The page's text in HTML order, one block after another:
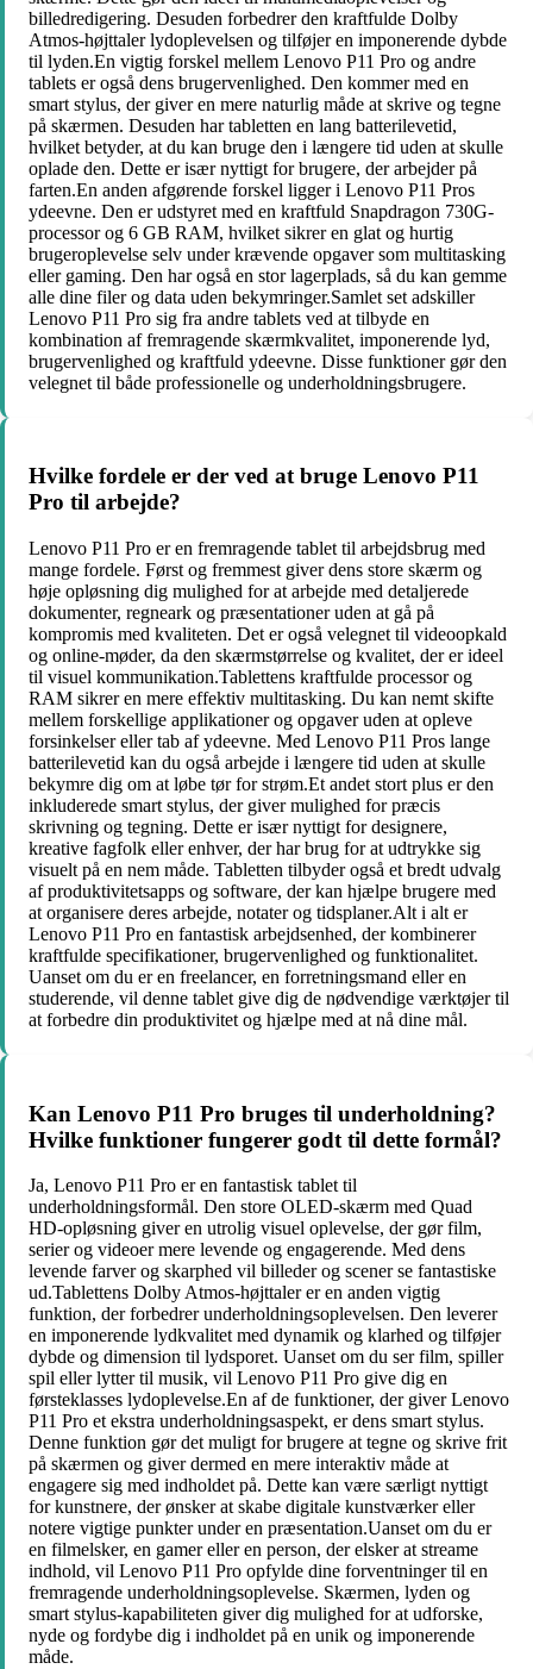
billedredigering. Desuden forbedrer den kraftfulde Dolby
Atmos-højttaler lydoplevelsen og tilføjer en imponerende dybde
til lyden.En vigtig forskel mellem Lenovo P11 Pro og andre
tablets er også dens brugervenlighed. Den kommer med en
smart stylus, der giver en mere naturlig måde at skrive og tegne
på skærmen. Desuden har tabletten en lang batterilevetid,
hvilket betyder, at du kan bruge den i længere tid uden at skulle
oplade den. Dette er især nyttigt for brugere, der arbejder på
farten.En anden afgørende forskel ligger i Lenovo P11 Pros
ydeevne. Den er udstyret med en kraftfuld Snapdragon 730G-
processor og 6 GB RAM, hvilket sikrer en glat og hurtig
brugeroplevelse selv under krævende opgaver som multitasking
eller gaming. Den har også en stor lagerplads, så du kan gemme
alle dine filer og data uden bekymringer.Samlet set adskiller
Lenovo P11 Pro sig fra andre tablets ved at tilbyde en
kombination af fremragende skærmkvalitet, imponerende lyd,
brugervenlighed og kraftfuld ydeevne. Disse funktioner gør den
velegnet til både professionelle og underholdningsbrugere.
Hvilke fordele er der ved at bruge Lenovo P11
Pro til arbejde?
Lenovo P11 Pro er en fremragende tablet til arbejdsbrug med
mange fordele. Først og fremmest giver dens store skærm og
høje opløsning dig mulighed for at arbejde med detaljerede
dokumenter, regneark og præsentationer uden at gå på
kompromis med kvaliteten. Det er også velegnet til videoopkald
og online-møder, da den skærmstørrelse og kvalitet, der er ideel
til visuel kommunikation.Tablettens kraftfulde processor og
RAM sikrer en mere effektiv multitasking. Du kan nemt skifte
mellem forskellige applikationer og opgaver uden at opleve
forsinkelser eller tab af ydeevne. Med Lenovo P11 Pros lange
batterilevetid kan du også arbejde i længere tid uden at skulle
bekymre dig om at løbe tør for strøm.Et andet stort plus er den
inkluderede smart stylus, der giver mulighed for præcis
skrivning og tegning. Dette er især nyttigt for designere,
kreative fagfolk eller enhver, der har brug for at udtrykke sig
visuelt på en nem måde. Tabletten tilbyder også et bredt udvalg
af produktivitetsapps og software, der kan hjælpe brugere med
at organisere deres arbejde, notater og tidsplaner.Alt i alt er
Lenovo P11 Pro en fantastisk arbejdsenhed, der kombinerer
kraftfulde specifikationer, brugervenlighed og funktionalitet.
Uanset om du er en freelancer, en forretningsmand eller en
studerende, vil denne tablet give dig de nødvendige værktøjer til
at forbedre din produktivitet og hjælpe med at nå dine mål.
Kan Lenovo P11 Pro bruges til underholdning?
Hvilke funktioner fungerer godt til dette formål?
Ja, Lenovo P11 Pro er en fantastisk tablet til
underholdningsformål. Den store OLED-skærm med Quad
HD-opløsning giver en utrolig visuel oplevelse, der gør film,
serier og videoer mere levende og engagerende. Med dens
levende farver og skarphed vil billeder og scener se fantastiske
ud.Tablettens Dolby Atmos-højttaler er en anden vigtig
funktion, der forbedrer underholdningsoplevelsen. Den leverer
en imponerende lydkvalitet med dynamik og klarhed og tilføjer
dybde og dimension til lydsporet. Uanset om du ser film, spiller
spil eller lytter til musik, vil Lenovo P11 Pro give dig en
førsteklasses lydoplevelse.En af de funktioner, der giver Lenovo
P11 Pro et ekstra underholdningsaspekt, er dens smart stylus.
Denne funktion gør det muligt for brugere at tegne og skrive frit
på skærmen og giver dermed en mere interaktiv måde at
engagere sig med indholdet på. Dette kan være særligt nyttigt
for kunstnere, der ønsker at skabe digitale kunstværker eller
notere vigtige punkter under en præsentation.Uanset om du er
en filmelsker, en gamer eller en person, der elsker at streame
indhold, vil Lenovo P11 Pro opfylde dine forventninger til en
fremragende underholdningsoplevelse. Skærmen, lyden og
smart stylus-kapabiliteten giver dig mulighed for at udforske,
nyde og fordybe dig i indholdet på en unik og imponerende
måde.